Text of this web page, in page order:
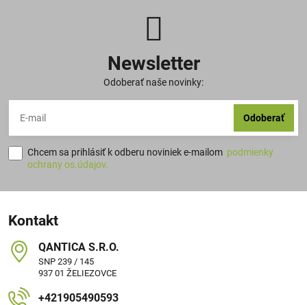
Newsletter
Odoberať naše novinky:
Odoberať
Chcem sa prihlásiť k odberu noviniek e-mailom podmienky
ochrany os.údajov.
Kontakt
QANTICA S​.R​.O​.
SNP 239 / 145
937 01 ŽELIEZOVCE
+421905490593